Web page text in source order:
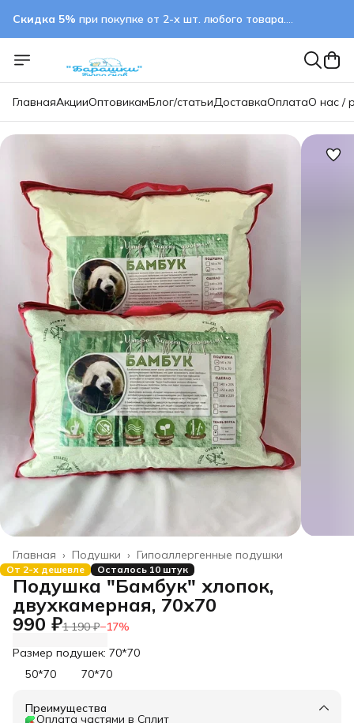
Скидка 5% при покупке от 2-х шт. любого товара.
ГлавнаяАкцииОптовикамБлог/статьиДоставкаОплатаО нас /
Гипоаллергенные подушки
Подушки ›
Главная ›
От 2-х дешевле Осталось 10 штук
Подушка "Бамбук" хлопок,
двухкамерная, 70х70
990 ₽1 190 ₽−17%
Размер подушек: 70*70
50*70
70*70
Преимущества
Оплата частями в Сплит